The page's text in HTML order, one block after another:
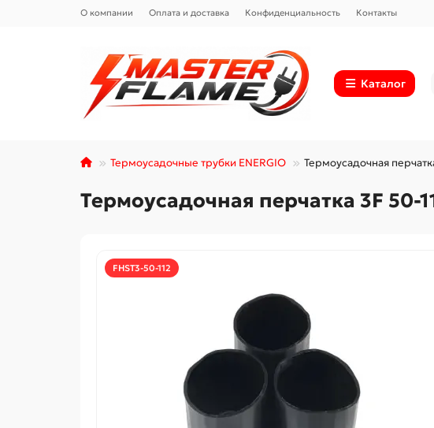
О компании Оплата и доставка Конфиденциальность Контакты
Каталог
Термоусадочные трубки ENERGIO Термоусадочная
Термоусадочная перчатка 3F 50-
FHST3-50-112